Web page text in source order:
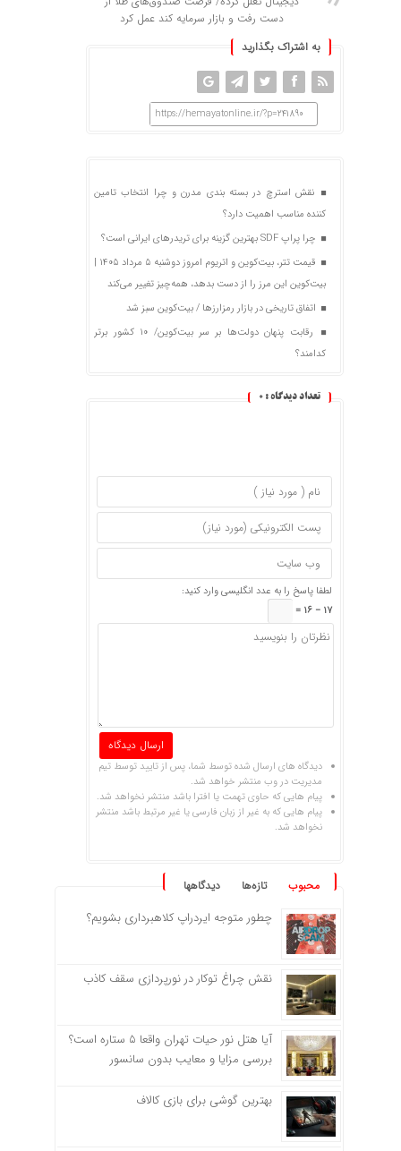
دست رفت و بازار سرمایه کند عمل کرد
به اشتراک بگذارید
https://hemayatonline.ir/?p=241890
نقش استرچ در بسته‌ بندی مدرن و چرا انتخاب تامین
‌کننده مناسب اهمیت دارد؟
چرا پراپ SDF بهترین گزینه برای تریدرهای ایرانی است؟
قیمت تتر، بیت‌کوین و اتریوم امروز دوشنبه ۵ مرداد ۱۴۰۵ |
بیت‌کوین این مرز را از دست بدهد، همه‌چیز تغییر می‌کند
اتفاق تاریخی در بازار رمزارزها / بیت‌کوین سبز شد
رقابت پنهان دولت‌ها بر سر بیت‌کوین/ ۱۰ کشور برتر
کدامند؟
تعداد دیدگاه : 0
لطفا پاسخ را به عدد انگلیسی وارد کنید:
17 − 16 =
دیدگاه های ارسال شده توسط شما، پس از تایید توسط تیم
مدیریت در وب منتشر خواهد شد.
پیام هایی که حاوی تهمت یا افترا باشد منتشر نخواهد شد.
پیام هایی که به غیر از زبان فارسی یا غیر مرتبط باشد منتشر
نخواهد شد.
محبوب تازه‌ها دیدگاهها
چطور متوجه ایردراپ کلاهبرداری بشویم؟
نقش چراغ توکار در نورپردازی سقف کاذب
آیا هتل نور حیات تهران واقعا ۵ ستاره است؟
بررسی مزایا و معایب بدون سانسور
بهترین گوشی برای بازی کالاف